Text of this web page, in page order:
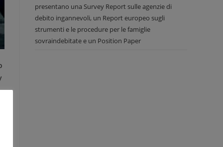
presentano una Survey Report sulle agenzie di
debito ingannevoli, un Report europeo sugli
strumenti e le procedure per le famiglie
sovraindebitate e un Position Paper